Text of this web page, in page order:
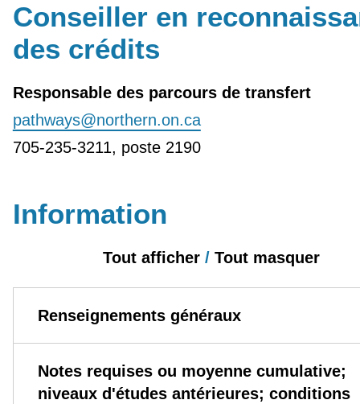
Conseiller en
des crédits
Responsable des parcours de transfert
pathways@northern.on.ca
705-235-3211, poste 2190
Information
Tout afficher /Tout masquer
Renseignements généraux
Notes requises ou moyenne cumulative;
niveaux d'études antérieures; conditions